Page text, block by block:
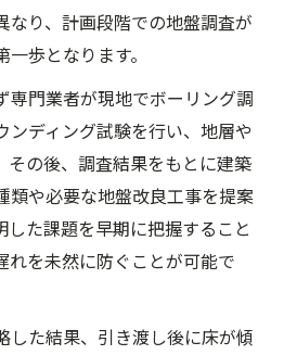
なり、計画段階での地盤調査が
歩となります。
専門業者が現地でボーリング調
ンディング試験を行い、地層や
その後、調査結果をもとに建築
類や必要な地盤改良工事を提案
した課題を早期に把握すること
れを未然に防ぐことが可能で
した結果、引き渡し後に床が傾